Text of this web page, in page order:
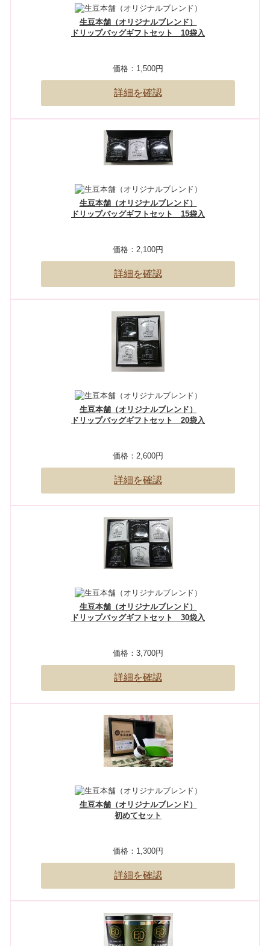
生豆本舗（オリジナルブレンド）
ドリップバッグギフトセット 10袋入
価格： 1,500円
詳細を確認
生豆本舗（オリジナルブレンド）
ドリップバッグギフトセット 15袋入
価格： 2,100円
詳細を確認
生豆本舗（オリジナルブレンド）
ドリップバッグギフトセット 20袋入
価格： 2,600円
詳細を確認
生豆本舗（オリジナルブレンド）
ドリップバッグギフトセット 30袋入
価格： 3,700円
詳細を確認
生豆本舗（オリジナルブレンド）
初めてセット
価格： 1,300円
詳細を確認